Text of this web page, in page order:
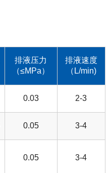
排液压力
（≤MPa）
排液速度
（L/min)
0.03 2-3
0.05 3-4
0.05 3-4